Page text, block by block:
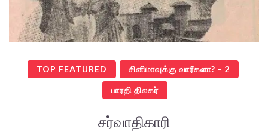
TOP FEATURED சினிமாவுக்கு வாரீகளா? - 2
பாரதி திலகர்
சர்வாதிகாரி